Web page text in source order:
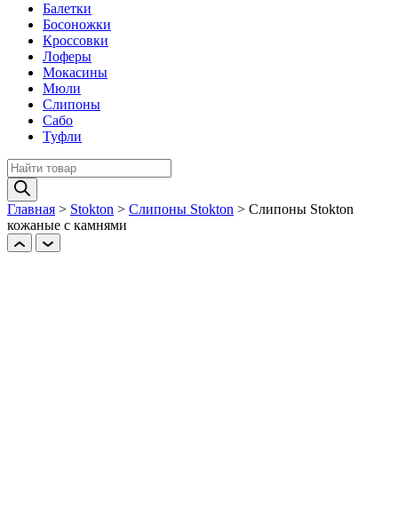
Балетки
Босоножки
Кроссовки
Лоферы
Мокасины
Мюли
Слипоны
Сабо
Туфли
Поиск
товаров
Главная > Stokton > Слипоны Stokton > Cлипоны Stokton
кожаные с камнями